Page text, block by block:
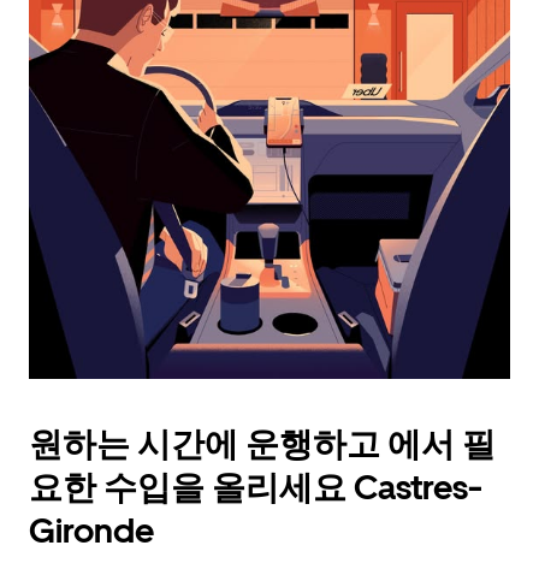
아
래
화
살
표
러
날
짜
캘
린
더
를
닫
원하는 시간에 운행하고 에서 필
요한 수입을 올리세요 Castres-
Gironde